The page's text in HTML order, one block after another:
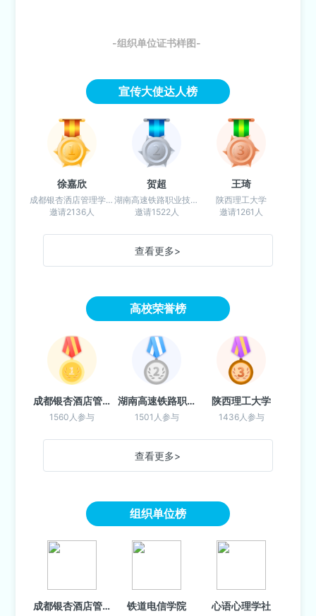
-组织单位证书样图-
宣传大使达人榜
徐嘉欣
成都银杏洒店管理学院
邀请2136人
贺超
湖南高速铁路职业技术学院
邀请1522人
王琦
陕西理工大学
邀请1261人
查看更多>
高校荣誉榜
成都银杏酒店管理学院(成都校区)
1560人参与
湖南高速铁路职业技术学院
1501人参与
陕西理工大学
1436人参与
查看更多>
组织单位榜
成都银杏酒店管理学院学生会 铁道电信学院 心语心理学社